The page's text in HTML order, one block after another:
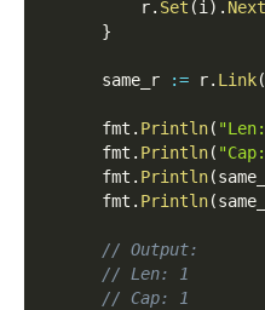
          r
. Set (i ) . Next
}
      same_r
:= r. Link(
      fmt
. Println(
      fmt
. Println(
      fmt
. Println(
      fmt
. Println(
// Output:
// Len: 1
// Cap: 1